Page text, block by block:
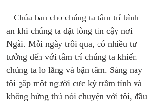
Chúa ban cho chúng ta tâm trí bình
an khi chúng ta đặt lòng tin cậy nơi
Ngài. Mỗi ngày trôi qua, có nhiều tư
tưởng đến với tâm trí chúng ta khiến
chúng ta lo lắng và bận tâm. Sáng nay
tôi gặp một người cực kỳ trầm tính và
không hứng thú nói chuyện với tôi, đầu